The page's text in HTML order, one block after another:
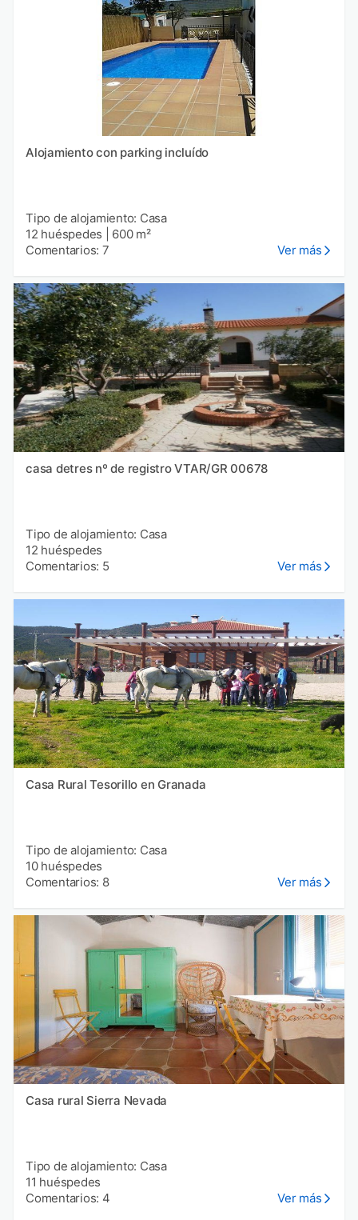
Alojamiento con parking incluído
Tipo de alojamiento: Casa
12 huéspedes
600 m²
Comentarios: 7
Ver más
casa detres nº de registro VTAR/GR 00678
Tipo de alojamiento: Casa
12 huéspedes
Comentarios: 5
Ver más
Casa Rural Tesorillo en Granada
Tipo de alojamiento: Casa
10 huéspedes
Comentarios: 8
Ver más
Casa rural Sierra Nevada
Tipo de alojamiento: Casa
11 huéspedes
Comentarios: 4
Ver más